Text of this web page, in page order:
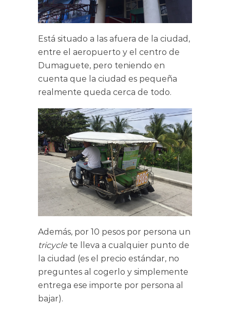
Está situado a las afuera de la ciudad,
entre el aeropuerto y el centro de
Dumaguete, pero teniendo en
cuenta que la ciudad es pequeña
realmente queda cerca de todo.
Además, por 10 pesos por persona un
tricycle te lleva a cualquier punto de
la ciudad (es el precio estándar, no
preguntes al cogerlo y simplemente
entrega ese importe por persona al
bajar).